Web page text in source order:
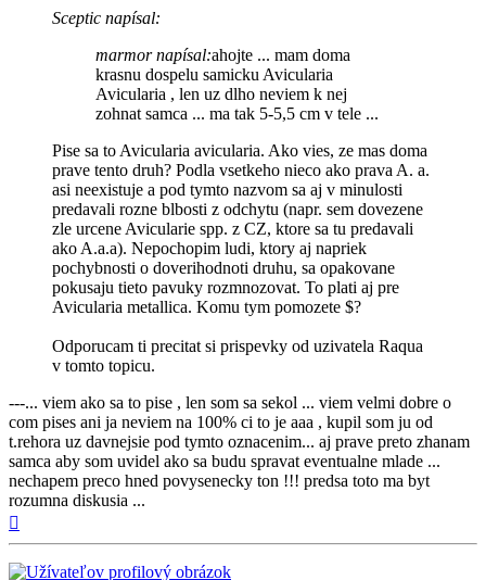
Sceptic napísal:
marmor napísal:ahojte ... mam doma
krasnu dospelu samicku Avicularia
Avicularia , len uz dlho neviem k nej
zohnat samca ... ma tak 5-5,5 cm v tele ...
Pise sa to Avicularia avicularia. Ako vies, ze mas doma
prave tento druh? Podla vsetkeho nieco ako prava A. a.
asi neexistuje a pod tymto nazvom sa aj v minulosti
predavali rozne blbosti z odchytu (napr. sem dovezene
zle urcene Avicularie spp. z CZ, ktore sa tu predavali
ako A.a.a). Nepochopim ludi, ktory aj napriek
pochybnosti o doverihodnoti druhu, sa opakovane
pokusaju tieto pavuky rozmnozovat. To plati aj pre
Avicularia metallica. Komu tym pomozete $?
Odporucam ti precitat si prispevky od uzivatela Raqua
v tomto topicu.
---... viem ako sa to pise , len som sa sekol ... viem velmi dobre o
com pises ani ja neviem na 100% ci to je aaa , kupil som ju od
t.rehora uz davnejsie pod tymto oznacenim... aj prave preto zhanam
samca aby som uvidel ako sa budu spravat eventualne mlade ...
nechapem preco hned povysenecky ton !!! predsa toto ma byt
rozumna diskusia ...